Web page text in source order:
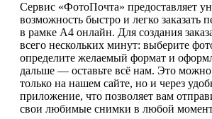
Сервис «ФотоПочта» предоставляет
возможность быстро и легко заказать
в рамке А4 онлайн. Для создания
всего нескольких минут: выберите
определите желаемый формат и
дальше — оставьте всё нам. Это можно
только на нашем сайте, но и через
приложение, что позволяет вам
свои любимые снимки в любой